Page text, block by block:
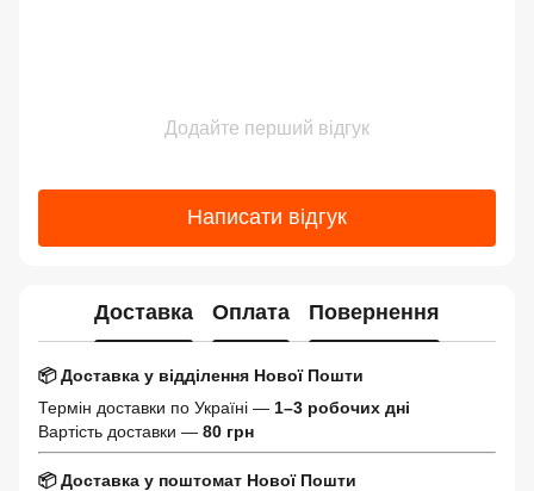
Додайте перший відгук
Написати відгук
Доставка Оплата Повернення
📦 Доставка у відділення Нової Пошти
Термін доставки по Україні — 1–3 робочих дні
Вартість доставки — 80 грн
📦 Доставка у поштомат Нової Пошти